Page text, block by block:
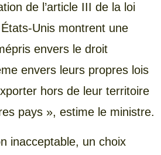
de l’article III de la loi
Unis montrent une
envers le droit
envers leurs propres lois
hors de leur territoire
pays », estime le ministre.
inacceptable, un choix